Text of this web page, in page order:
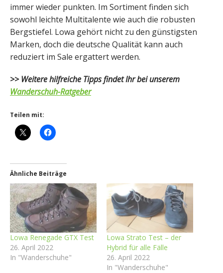
immer wieder punkten. Im Sortiment finden sich
sowohl leichte Multitalente wie auch die robusten
Bergstiefel. Lowa gehört nicht zu den günstigsten
Marken, doch die deutsche Qualität kann auch
reduziert im Sale ergattert werden.
>> Weitere hilfreiche Tipps findet Ihr bei unserem
Wanderschuh-Ratgeber
Teilen mit:
Ähnliche Beiträge
Lowa Renegade GTX Test
26. April 2022
In "Wanderschuhe"
Lowa Strato Test – der
Hybrid für alle Fälle
26. April 2022
In "Wanderschuhe"